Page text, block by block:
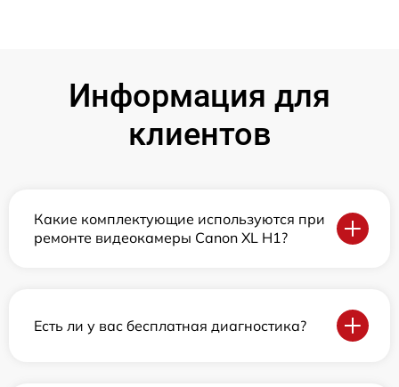
Информация для
клиентов
Какие комплектующие используются при
ремонте видеокамеры Canon XL H1?
Есть ли у вас бесплатная диагностика?